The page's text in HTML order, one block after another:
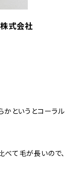
式会社
かというとコーラル
て毛が長いので、